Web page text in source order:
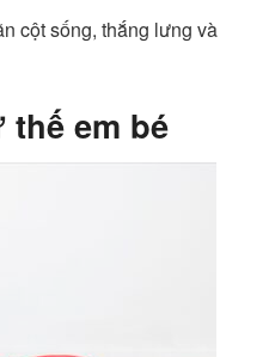
cột sống, thắng lưng và
thế em bé